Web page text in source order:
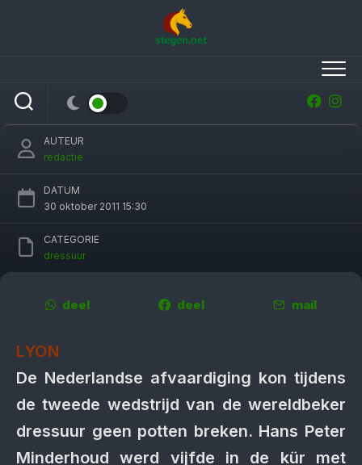
Ulla Salzgeber oppermachtig in Lyon
AUTEUR
redactie
DATUM
30 oktober 2011 15:30
CATEGORIE
dressuur
deel deel mail
LYON
De Nederlandse afvaardiging kon tijdens
de tweede wedstrijd van de wereldbeker
dressuur geen potten breken. Hans Peter
Minderhoud werd vijfde in de kür met